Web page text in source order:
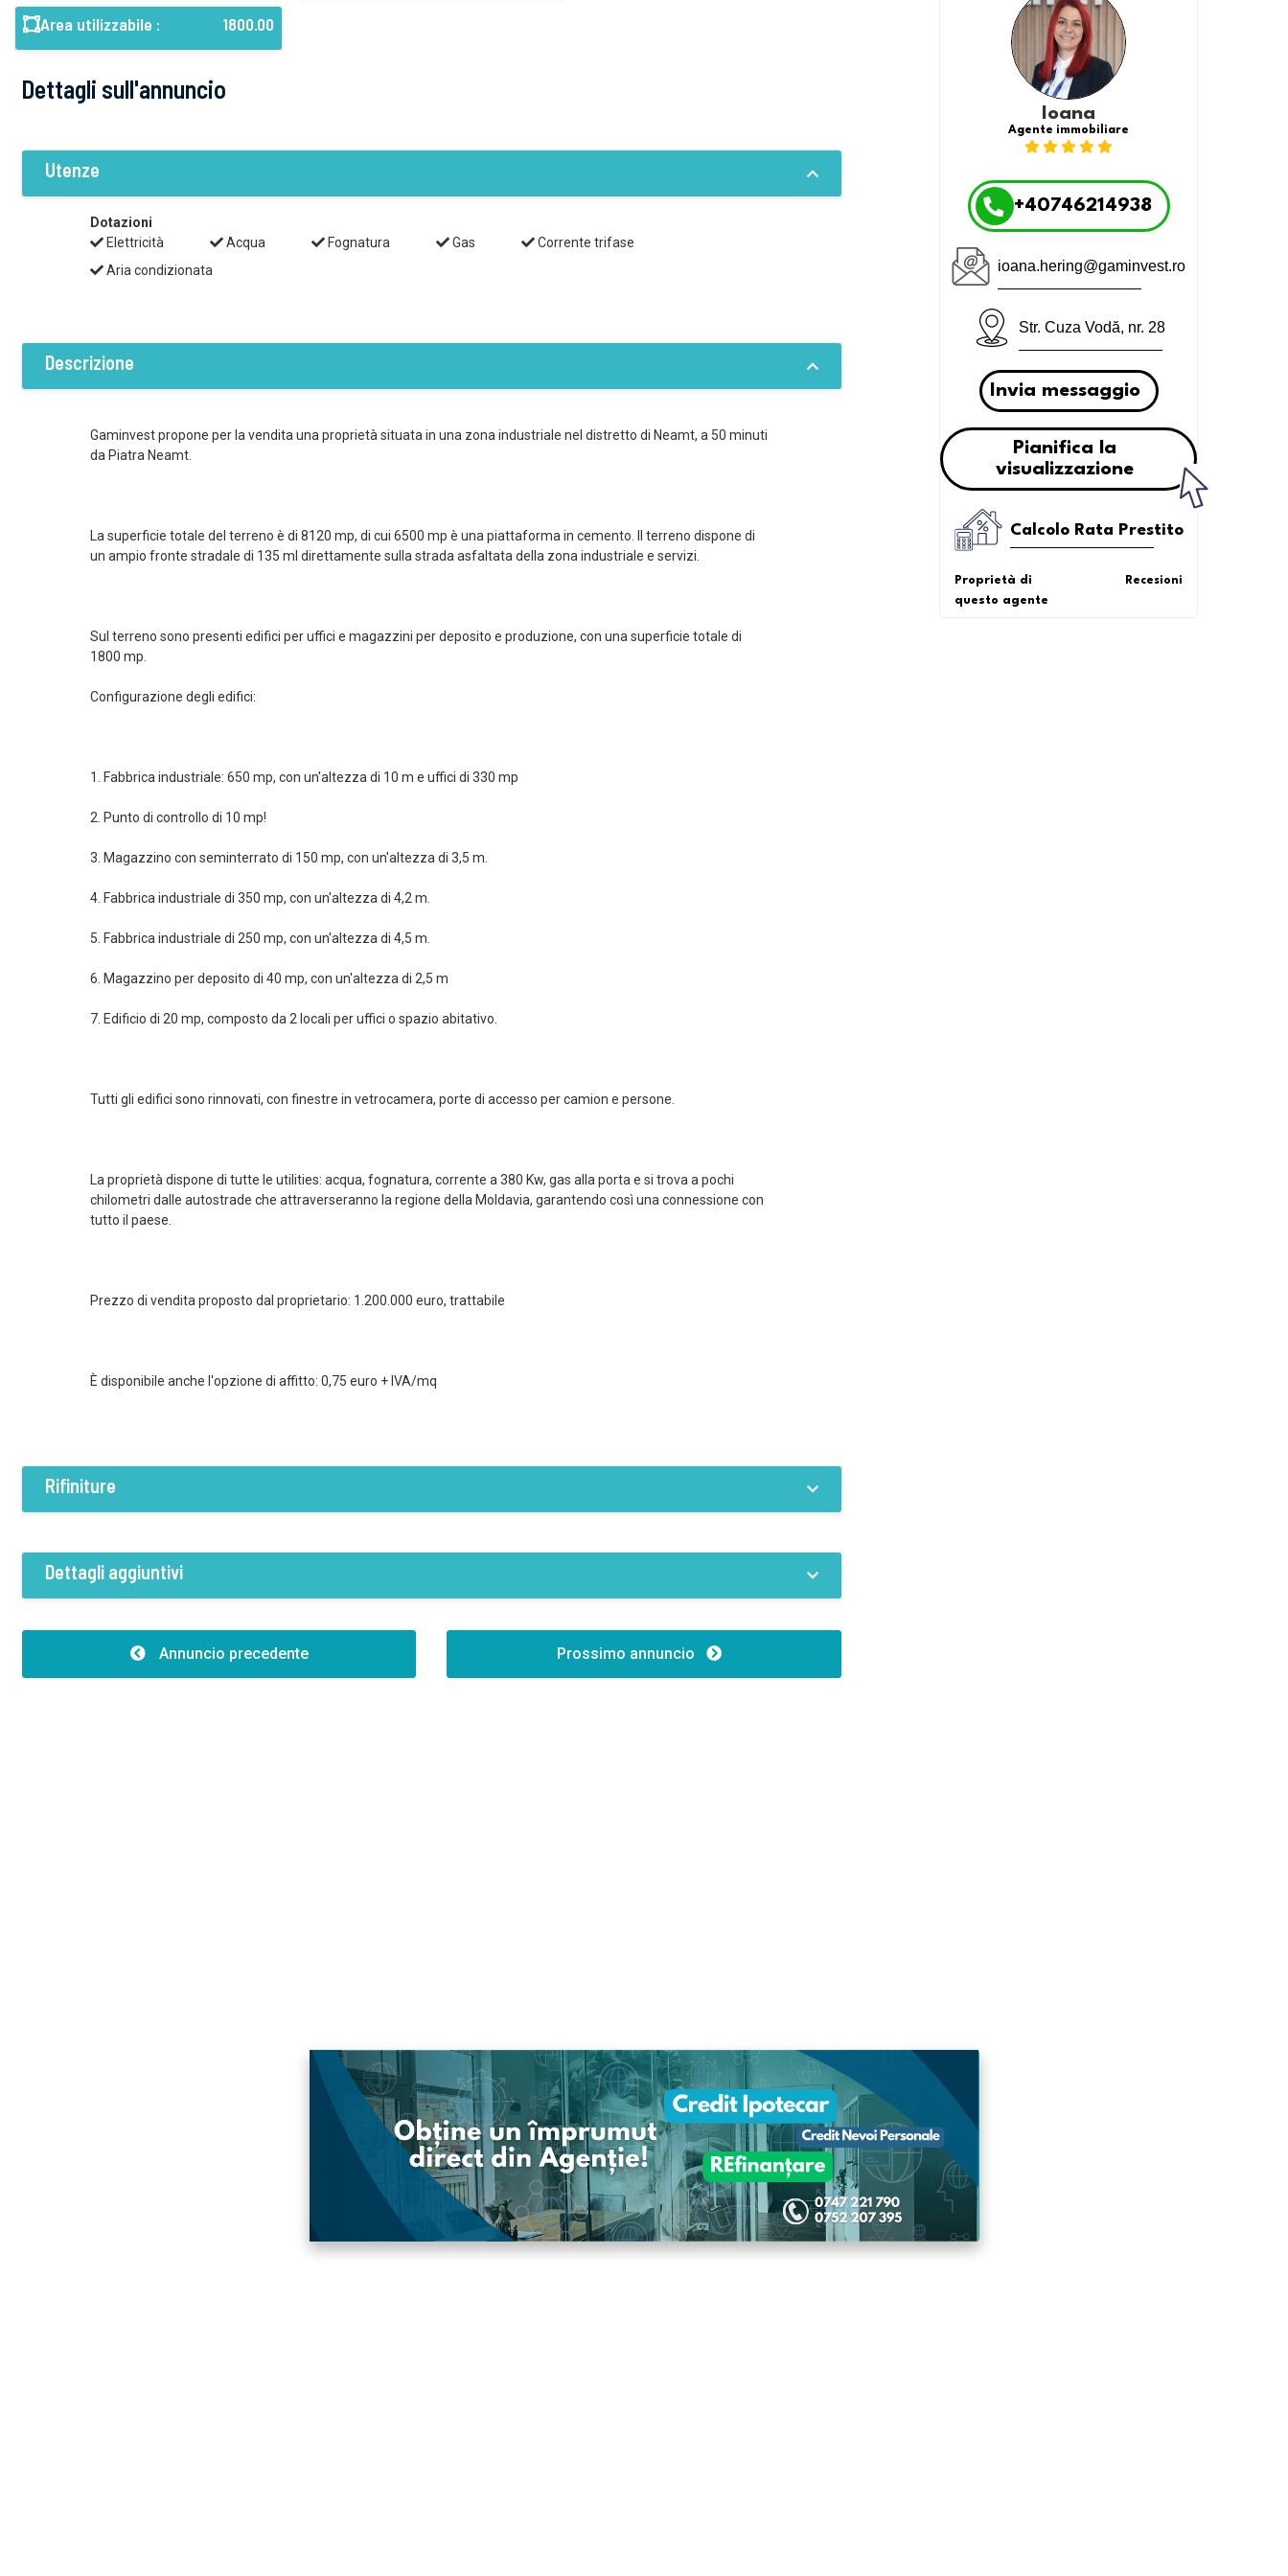
Area utilizzabile : 1800.00
Dettagli sull'annuncio
Utenze
Dotazioni
Elettricità
Acqua Fognatura Gas
Corrente trifase
Aria condizionata
Descrizione
Gaminvest propone per la vendita una proprietà situata in una zona industriale nel distretto di Neamt, a 50 minuti
da Piatra Neamt.
La superficie totale del terreno è di 8120 mp, di cui 6500 mp è una piattaforma in cemento. Il terreno dispone di
un ampio fronte stradale di 135 ml direttamente sulla strada asfaltata della zona industriale e servizi.
Sul terreno sono presenti edifici per uffici e magazzini per deposito e produzione, con una superficie totale di
1800 mp.
Configurazione degli edifici:
1. Fabbrica industriale: 650 mp, con un'altezza di 10 m e uffici di 330 mp
2. Punto di controllo di 10 mp!
3. Magazzino con seminterrato di 150 mp, con un'altezza di 3,5 m.
4. Fabbrica industriale di 350 mp, con un'altezza di 4,2 m.
5. Fabbrica industriale di 250 mp, con un'altezza di 4,5 m.
6. Magazzino per deposito di 40 mp, con un'altezza di 2,5 m
7. Edificio di 20 mp, composto da 2 locali per uffici o spazio abitativo.
Tutti gli edifici sono rinnovati, con finestre in vetrocamera, porte di accesso per camion e persone.
La proprietà dispone di tutte le utilities: acqua, fognatura, corrente a 380 Kw, gas alla porta e si trova a pochi
chilometri dalle autostrade che attraverseranno la regione della Moldavia, garantendo così una connessione con
tutto il paese.
Prezzo di vendita proposto dal proprietario: 1.200.000 euro, trattabile
È disponibile anche l'opzione di affitto: 0,75 euro + IVA/mq
Rifiniture
Dettagli aggiuntivi
Altezza:10.00
Tipo di edificio:6
Annuncio precedente Prossimo annuncio
Ioana
Agente immobiliare
+40746214938
ioana.hering@gaminvest.ro
Str. Cuza Vodă, nr. 28
Invia messaggio
Pianifica la
visualizzazione
Calcolo Rata Prestito
Proprietà di
questo agente
Recesioni